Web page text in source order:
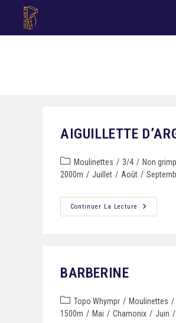
AIGUILLETTE
Moulinettes / 3/4 / Non
2000m / Juillet / Août /
Continuer La Lecture
BARBERINE
Topo Whympr / Moulinettes /
1500m / Mai / Chamonix / Juin /